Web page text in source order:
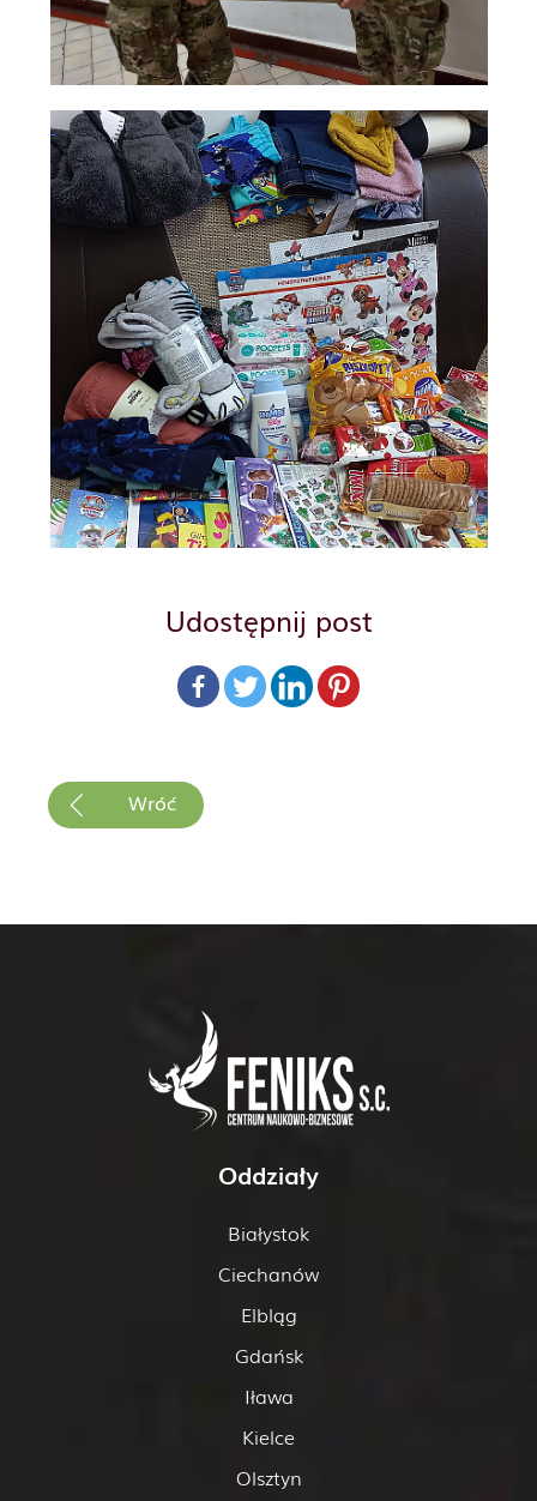
Udostępnij post
Wróć
Oddziały
Białystok
Ciechanów
Elbląg
Gdańsk
Iława
Kielce
Olsztyn